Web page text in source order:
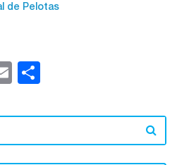
de Pelotas
Email